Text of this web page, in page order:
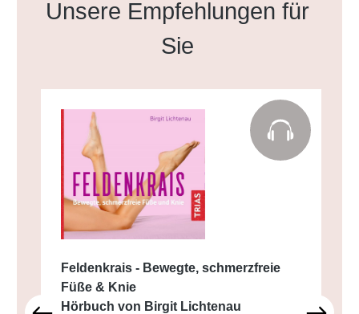
Produktgalerie überspringen
Unsere Empfehlungen für
Sie
Feldenkrais - Bewegte, schmerzfreie
Füße & Knie
Hörbuch von Birgit Lichtenau